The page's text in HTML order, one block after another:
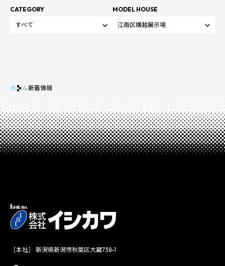
CATEGORY MODEL HOUSE
ホーム新着情報
［本社］ 新潟県新潟市秋葉区大蔵738-1